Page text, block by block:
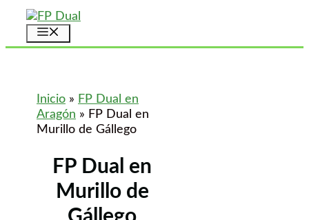
Saltar
contenido
Inicio » FP Dual en
Aragón » FP Dual en
Murillo de Gállego
FP Dual en
Murillo de